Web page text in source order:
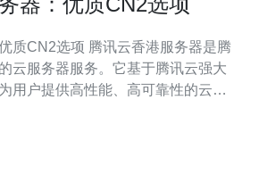
讯云香港服务器是腾
云服务器服务。它基于腾讯云强大
用户提供高性能、高可靠性的云计
据中心，提供高可靠性、稳定性的